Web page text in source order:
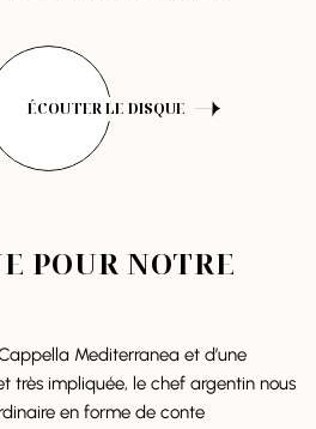
ÉCOUTER LE DISQUE
POUR NOTRE
Mediterranea et d’une
très impliquée, le chef argentin nous
en forme de conte